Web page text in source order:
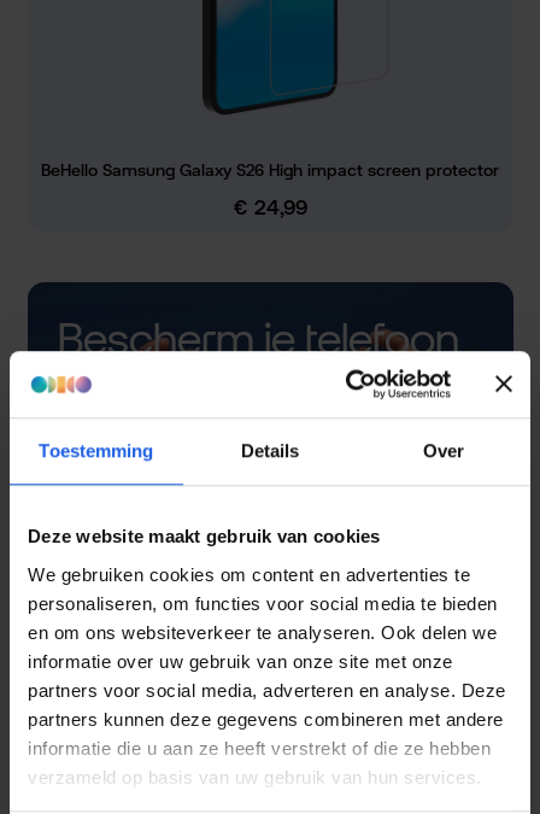
Toestemming Details Over
Deze website maakt gebruik van cookies
We gebruiken cookies om content en advertenties te
personaliseren, om functies voor social media te bieden
en om ons websiteverkeer te analyseren. Ook delen we
informatie over uw gebruik van onze site met onze
partners voor social media, adverteren en analyse. Deze
partners kunnen deze gegevens combineren met andere
informatie die u aan ze heeft verstrekt of die ze hebben
verzameld op basis van uw gebruik van hun services.
BeHello Samsung Galaxy S26 High impact screen protector
Normale prijs:
€ 24,99
Bescherm je telefoon
met een hoesje